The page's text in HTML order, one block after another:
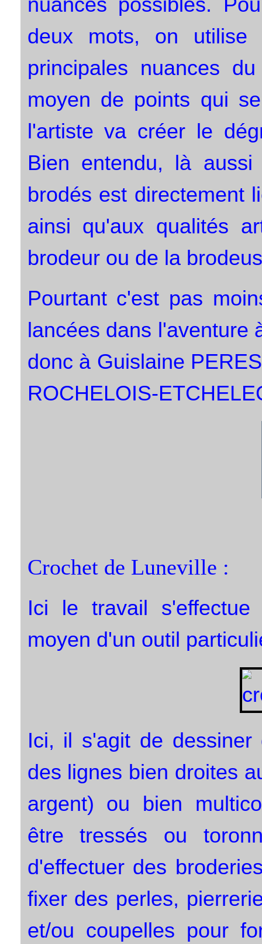
deux mots, on utilise
principales nuances
moyen de points qui
l'artiste va créer le
Bien entendu, là
brodés est directement
ainsi qu'aux qualités
brodeur ou de la
Pourtant c'est pas
lancées dans l'aventure
donc à Guislaine
ROCHELOIS-
Crochet de Luneville :
Ici le travail
moyen d'un outil
Ici, il s'agit de dessiner
des lignes bien droites
argent) ou bien
être tressés ou
d'effectuer des
fixer des perles,
et/ou coupelles pour